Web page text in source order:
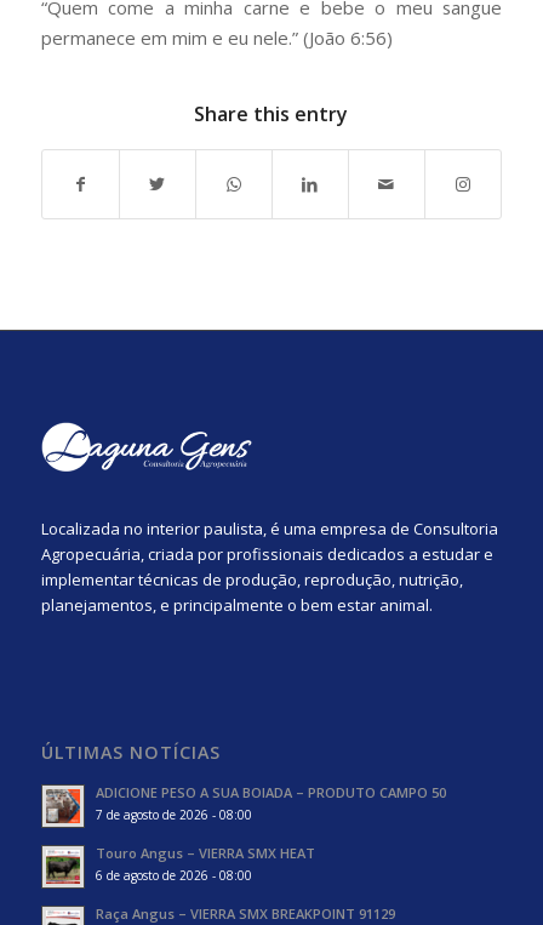
“Quem come a minha carne e bebe o meu sangue
permanece em mim e eu nele.” (João 6:56)
Share this entry
Localizada no interior paulista, é uma empresa de Consultoria
Agropecuária, criada por profissionais dedicados a estudar e
implementar técnicas de produção, reprodução, nutrição,
planejamentos, e principalmente o bem estar animal.
ÚLTIMAS NOTÍCIAS
ADICIONE PESO A SUA BOIADA – PRODUTO CAMPO 50
7 de agosto de 2026 - 08:00
Touro Angus – VIERRA SMX HEAT
6 de agosto de 2026 - 08:00
Raça Angus – VIERRA SMX BREAKPOINT 91129